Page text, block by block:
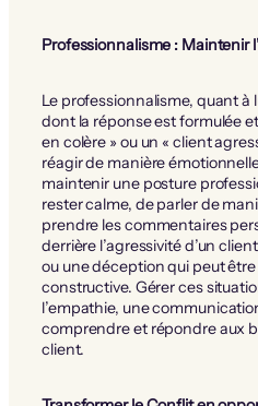
Professionnalisme : Maintenir
Le professionnalisme, quant à
dont la réponse est formulée
en colère » ou un « client
réagir de manière
maintenir une posture
rester calme, de parler de
prendre les commentaires
derrière l’agressivité d’un
ou une déception qui peut
constructive. Gérer ces
l’empathie, une
comprendre et répondre aux
client.